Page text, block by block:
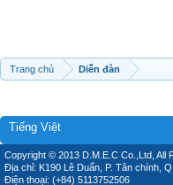
Trang chủ Diễn đàn
Tiếng Việt
Copyright © 2013 D.M.E.C Co.,Ltd, All
Địa chỉ: K190 Lê Duẩn, P. Tân chính,
Điện thoại: (+84) 5113752506